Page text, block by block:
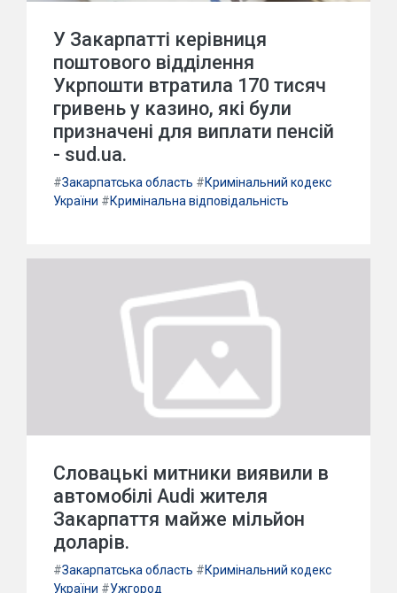
У Закарпатті керівниця
поштового відділення
Укрпошти втратила 170 тисяч
гривень у казино, які були
призначені для виплати пенсій
- sud.ua.
#Закарпатська область #Кримінальний кодекс
України #Кримінальна відповідальність
Словацькі митники виявили в
автомобілі Audi жителя
Закарпаття майже мільйон
доларів.
#Закарпатська область #Кримінальний кодекс
України #Ужгород